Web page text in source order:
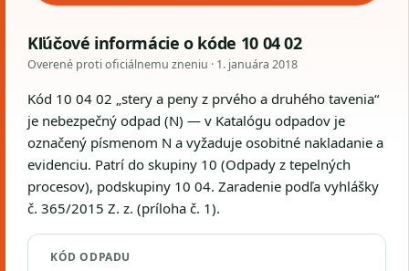
Kľúčové informácie o kóde 10 04 02
Overené proti oficiálnemu zneniu · 1. januára 2018
Kód 10 04 02 „stery a peny z prvého a druhého tavenia“
je nebezpečný odpad (N) — v Katalógu odpadov je
označený písmenom N a vyžaduje osobitné nakladanie a
evidenciu. Patrí do skupiny 10 (Odpady z tepelných
procesov), podskupiny 10 04. Zaradenie podľa vyhlášky
č. 365/2015 Z. z. (príloha č. 1).
KÓD ODPADU